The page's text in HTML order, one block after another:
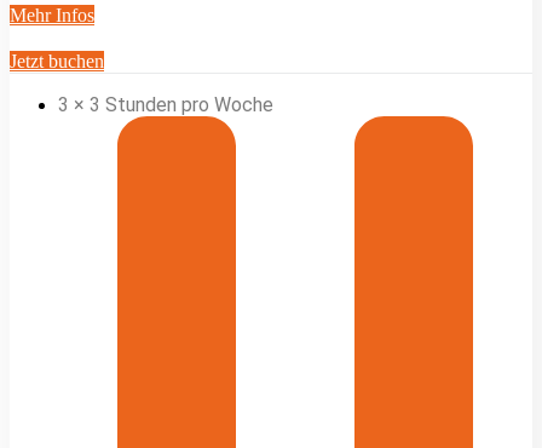
Mehr Infos
Jetzt buchen
3 × 3 Stunden pro Woche